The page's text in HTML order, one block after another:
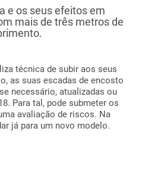
e os seus efeitos em
mais de três metros de
técnica de subir aos seus
as suas escadas de encosto
necessário, atualizadas ou
Para tal, pode submeter os
avaliação de riscos. Na
já para um novo modelo.